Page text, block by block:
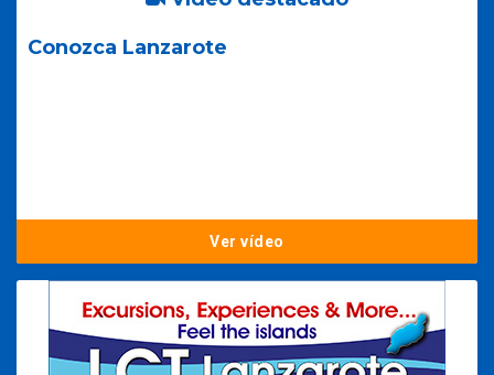
Conozca Lanzarote
Ver vídeo